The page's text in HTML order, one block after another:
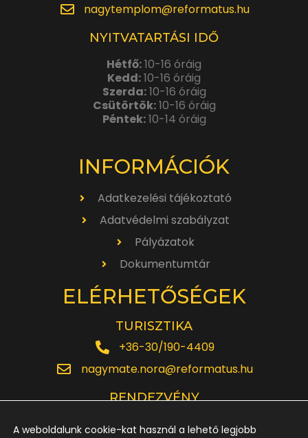
nagytemplom@reformatus.hu
NYITVATARTÁSI IDŐ
Hétfő:10-16 óráig
Kedd:10-16 óráig
Szerda:10-16 óráig
Csütörtök:10-16 óráig
Péntek:10-14 óráig
INFORMÁCIÓK
Adatkezelési tájékoztató
Adatvédelmi szabályzat
Pályázatok
Dokumentumtár
ELÉRHETŐSÉGEK
TURISZTIKA
+36-30/190-4409
nagymate.nora@reformatus.hu
RENDEZVÉNY
A weboldalunk cookie-kat használ a lehető legjobb